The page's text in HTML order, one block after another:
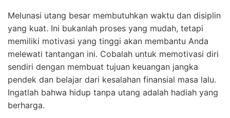
Melunasi utang besar membutuhkan waktu dan disiplin
yang kuat. Ini bukanlah proses yang mudah, tetapi
memiliki motivasi yang tinggi akan membantu Anda
melewati tantangan ini. Cobalah untuk memotivasi diri
sendiri dengan membuat tujuan keuangan jangka
pendek dan belajar dari kesalahan finansial masa lalu.
Ingatlah bahwa hidup tanpa utang adalah hadiah yang
berharga.